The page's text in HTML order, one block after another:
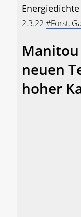
2.3.22 #Forst,
neuen
hoher